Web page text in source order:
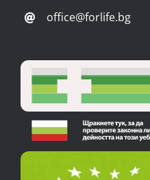
office@forlife.bg